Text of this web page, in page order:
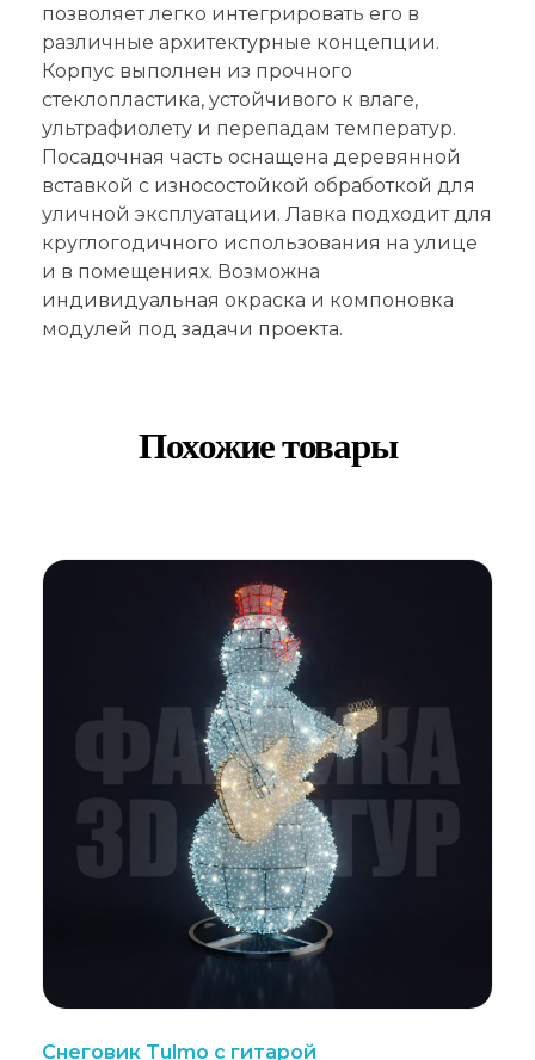
позволяет легко интегрировать его в
различные архитектурные концепции.
Корпус выполнен из прочного
стеклопластика, устойчивого к влаге,
ультрафиолету и перепадам температур.
Посадочная часть оснащена деревянной
вставкой с износостойкой обработкой для
уличной эксплуатации. Лавка подходит для
круглогодичного использования на улице
и в помещениях. Возможна
индивидуальная окраска и компоновка
модулей под задачи проекта.
Похожие товары
Снеговик Tulmo с гитарой